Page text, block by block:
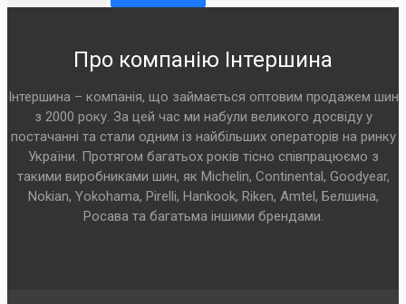
Про компанію Інтершина
Інтершина – компанія, що займається оптовим продажем шин
з 2000 року. За цей час ми набули великого досвіду у
постачанні та стали одним із найбільших операторів на ринку
України. Протягом багатьох років тісно співпрацюємо з
такими виробниками шин, як Michelin, Continental, Goodyear,
Nokian, Yokohama, Pirelli, Hankook, Riken, Amtel, Белшина,
Росава та багатьма іншими брендами.